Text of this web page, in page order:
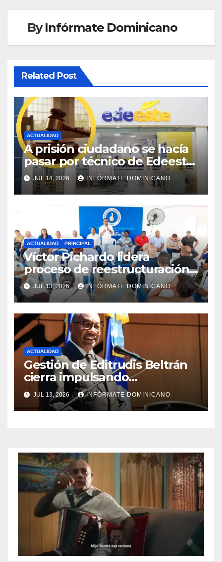
ByInfórmate Dominicano
Related Post
ACTUALIDAD
A prisión ciudadano se hacía
pasar por técnico de Edeeste
para estafar a dueños de
comercios
JUL 14, 2026 INFÓRMATE DOMINICANO
ACTUALIDAD PRINCIPAL
Víctor Pichardo lidera
proceso de reestructuración y
fortalecimiento del PRM en
Monte Plata
JUL 13, 2026 INFÓRMATE DOMINICANO
ACTUALIDAD
Gestión de Editrudis Beltrán
cierra impulsando
modernización, expansión y
transformación institucional
JUL 13, 2026 INFÓRMATE DOMINICANO